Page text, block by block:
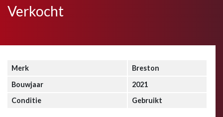
Verkocht
Merk
Breston
Bouwjaar
2021
Conditie
Gebruikt